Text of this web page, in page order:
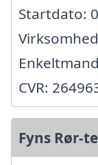
Startdato:
CVR:
Fyns Rør-